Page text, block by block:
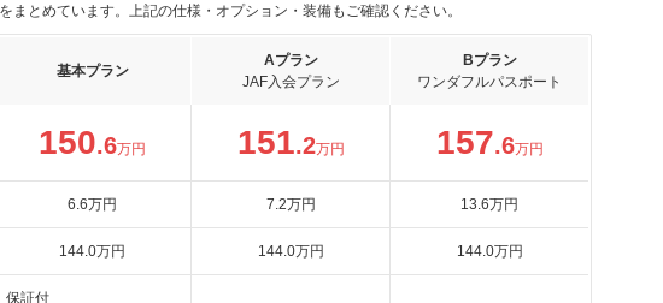
とめています。上記の仕様・オプション・装備もご確認ください。
基本プラン
Aプラン
JAF入会プラン
Bプラン
ワンダフルパスポート
150.6万円 151.2万円 157.6万円
6.6万円 7.2万円 13.6万円
144.0万円 144.0万円 144.0万円
保証付